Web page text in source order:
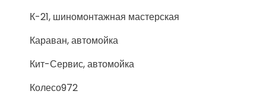
К-21, шиномонтажная мастерская
Караван, автомойка
Кит-Сервис, автомойка
Колесо972